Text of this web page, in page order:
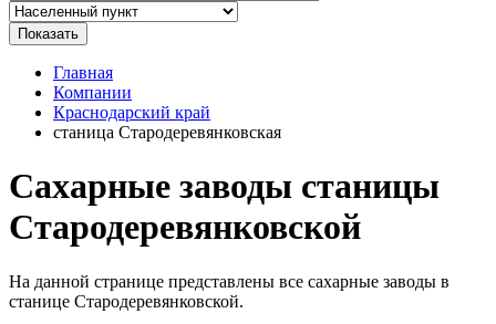
Главная
Компании
Краснодарский край
станица Стародеревянковская
Сахарные заводы станицы
Стародеревянковской
На данной странице представлены все сахарные заводы в
станице Стародеревянковской.